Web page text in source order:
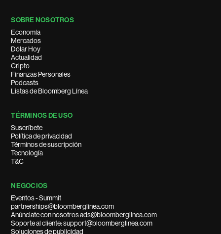
SOBRE NOSOTROS
Economía
Mercados
Dólar Hoy
Actualidad
Cripto
Finanzas Personales
Podcasts
Listas de Bloomberg Línea
TÉRMINOS DE USO
Suscríbete
Política de privacidad
Términos de suscripción
Tecnología
T&C
NEGOCIOS
Eventos - Summit
partnerships@bloomberglinea.com
Anúnciate con nosotros ads@bloomberglinea.com
Soporte al cliente: support@bloomberglinea.com
Soluciones de publicidad